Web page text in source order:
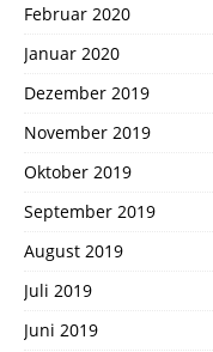
Februar 2020
Januar 2020
Dezember 2019
November 2019
Oktober 2019
September 2019
August 2019
Juli 2019
Juni 2019